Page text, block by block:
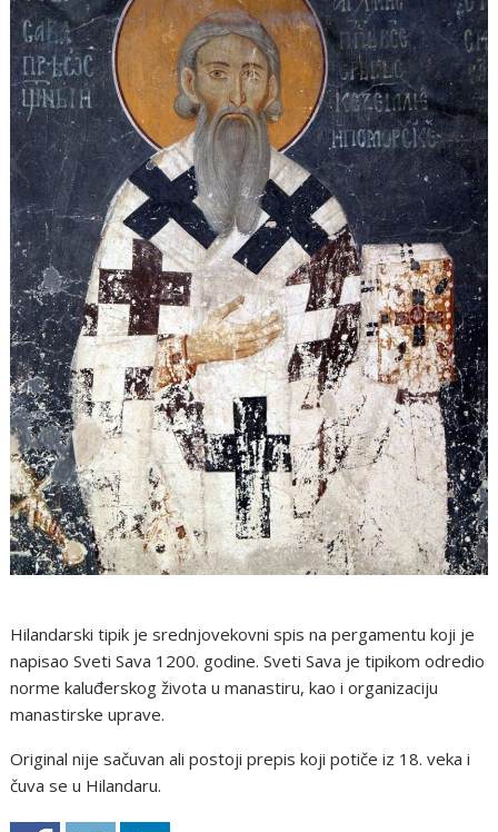
Hilandarski tipik je srednjovekovni spis na pergamentu koji je
napisao Sveti Sava 1200. godine. Sveti Sava je tipikom odredio
norme kaluđerskog života u manastiru, kao i organizaciju
manastirske uprave.
Original nije sačuvan ali postoji prepis koji potiče iz 18. veka i
čuva se u Hilandaru.